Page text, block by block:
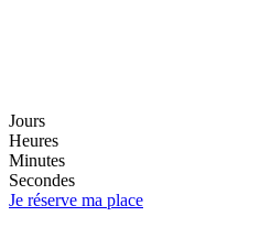
Jours
Heures
Minutes
Secondes
Je réserve ma place